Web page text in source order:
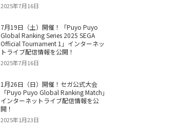
2025年7月16日
7月19日（土）開催！「Puyo Puyo
Global Ranking Series 2025 SEGA
Official Tournament 1」インターネッ
トライブ配信情報を公開！
2025年7月16日
1月26日（日）開催！セガ公式大会
「Puyo Puyo Global Ranking Match」
インターネットライブ配信情報を公
開！
2025年1月23日